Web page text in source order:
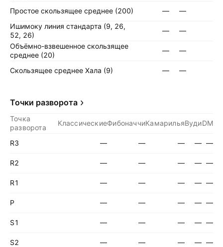
Простое скользящее среднее (200) —
—
Ишимоку линия стандарта (9, 26,
52, 26)
—
—
Объёмно-взвешенное скользящее
среднее (20)
— —
Скользящее среднее Хала (9) — —
Точки разворота
Точка
разворота
КлассическиеФибоначчиКамарильяВудиDM
R3 — — — — —
R2 — — — — —
R1 — — — — —
P — — — — —
S1 — — — — —
S2 — — — — —